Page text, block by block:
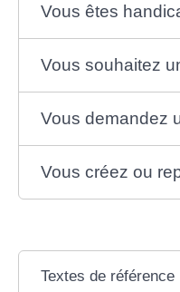
Vous êtes
Vous souhaitez
Vous demandez
Vous créez ou
Textes de référence